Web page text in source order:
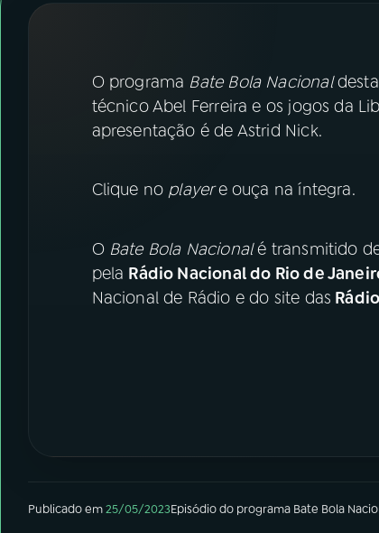
ACOMPANHE A RÁDIO NACIONAL
O programa Bate Bola Nacionaldesta
técnico Abel Ferreira e os jogos da
apresentação é de Astrid Nick.
Clique no playere ouça na íntegra.
O Bate Bola Nacionalé transmitido
pela Rádio Nacional do Rio de
Nacional de Rádio e do site das
Publicado em25/05/2023Episódiodo programa Bate Bola